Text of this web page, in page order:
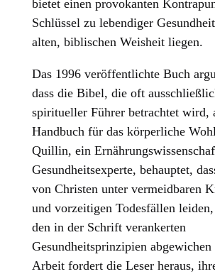
bietet einen provokanten
Schlüssel zu lebendiger
alten, biblischen Weisheit liegen.
Das 1996 veröffentlichte Buch
dass die Bibel, die oft
spiritueller Führer betrachtet wird,
Handbuch für das körperliche
Quillin, ein
Gesundheitsexperte, behauptet,
von Christen unter vermeidbaren
und vorzeitigen Todesfällen
den in der Schrift verankerten
Gesundheitsprinzipien
Arbeit fordert die Leser heraus,